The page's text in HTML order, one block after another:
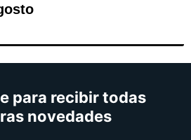
para recibir todas
novedades